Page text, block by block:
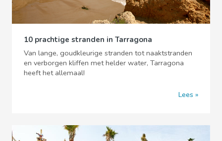
10 prachtige stranden in Tarragona
Van lange, goudkleurige stranden tot naaktstranden
en verborgen kliffen met helder water, Tarragona
heeft het allemaal!
Lees